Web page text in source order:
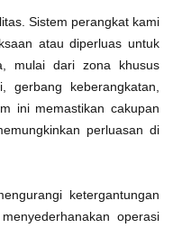
Sistem perangkat kami
atau diperluas untuk
mulai dari zona khusus
gerbang keberangkatan,
ini memastikan cakupan
perluasan di
ketergantungan
operasi